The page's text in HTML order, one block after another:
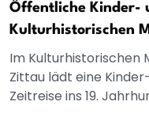
Öffentliche Kinder-
Kulturhistorischen
Im Kulturhistorischen
Zittau lädt eine
Zeitreise ins 19.